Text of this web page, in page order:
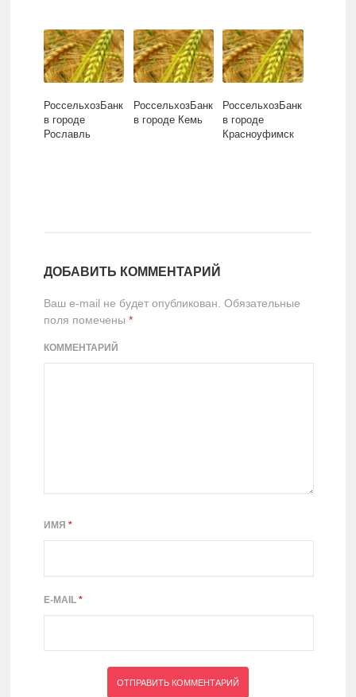
РоссельхозБанк
в городе
Рославль
РоссельхозБанк
в городе Кемь
РоссельхозБанк
в городе
Красноуфимск
ДОБАВИТЬ КОММЕНТАРИЙ
Ваш e-mail не будет опубликован. Обязательные
поля помечены *
КОММЕНТАРИЙ
ИМЯ *
E-MAIL *